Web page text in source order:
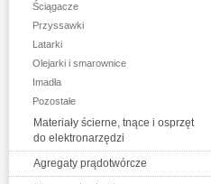
Ściągacze
Przyssawki
Latarki
Olejarki i smarownice
Imadła
Pozostałe
Materiały ścierne, tnące i osprzęt
do elektronarzędzi
Agregaty prądotwórcze